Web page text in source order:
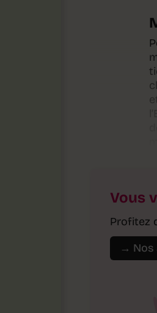
Vous
Profitez
→ Nos